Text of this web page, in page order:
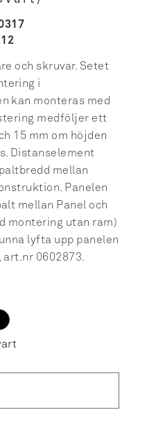
och skruvar. Setet
i
kan monteras med
medföljer ett
15 mm om höjden
Distanselement
mellan
Panelen
mellan Panel och
montering utan ram)
lyfta upp panelen
0602873.